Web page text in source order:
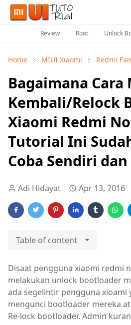
Review Root Unlock
Home MIUI Xiaomi Redmi
Bagaimana Cara
Kembali/Relock
Xiaomi Redmi
Tutorial Ini
Coba Sendiri
Adi Hidayat Apr 13, 2016
Table of content
Disaat pengguna xiaomi redmi
melakukan unlock bootloader
ada segelintir pengguna xioami
mengunci bootloader mereka
Re-lock bootloader. Admin